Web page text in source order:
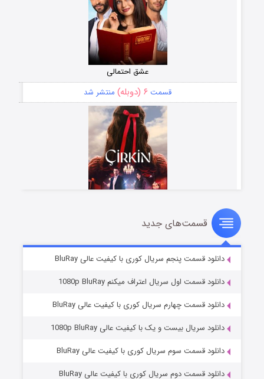
عشق احتمالی
قسمت ۶ (دوبله) منتشر شد
سریال زشت
قسمت۵ (زیرنویس) منتشر شد
وستی ها
قسمت‌های جدید
دانلود قسمت پنجم سریال کوری با کیفیت عالی BluRay
دانلود قسمت اول سریال اعتراف میکنم 1080p BluRay
دانلود قسمت چهارم سریال کوری با کیفیت عالی BluRay
دانلود سریال بیست و یک با کیفیت عالی 1080p BluRay
دانلود قسمت سوم سریال کوری با کیفیت عالی BluRay
دانلود قسمت دوم سریال کوری با کیفیت عالی BluRay